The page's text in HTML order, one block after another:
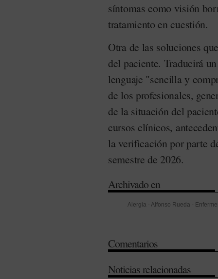
síntomas como visión
tratamiento en cuestión.
Otra de las soluciones
del paciente. Traducirá
lenguaje "sencilla y
de los profesionales,
de la situación del
cursos clínicos,
la verificación por parte
semestre de 2026.
Archivado en
Alergia - Alfonso Rueda -
Comentarios
Noticias relacionadas